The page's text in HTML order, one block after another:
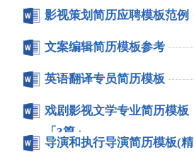
影视策划简历应聘模板范例
文案编辑简历模板参考
英语翻译专员简历模板
戏剧影视文学专业简历模板
「3篇」
导演和执行导演简历模板(精